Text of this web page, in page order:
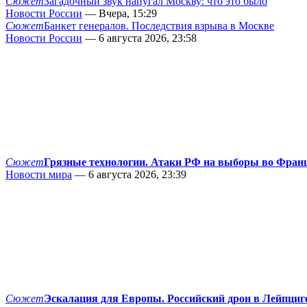
Новости России — Вчера, 15:29
СюжетБанкет генералов. Последствия взрыва в Москве
Новости России — 6 августа 2026, 23:58
СюжетГрязные технологии. Атаки РФ на выборы во
Новости мира — 6 августа 2026, 23:39
СюжетЭскалация для Европы. Российский дрон в